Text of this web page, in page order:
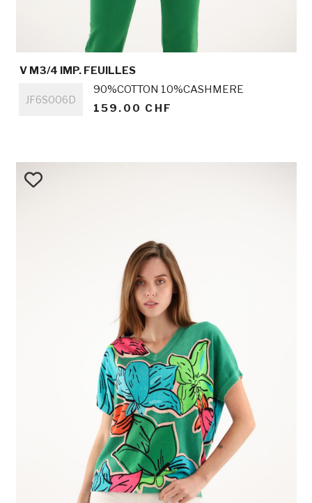
V M3/4 IMP. FEUILLES
JF6S006D
90%COTTON 10%CASHMERE
159.00 CHF